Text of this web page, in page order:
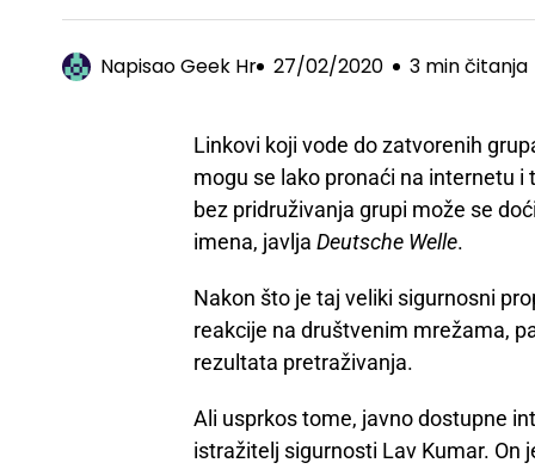
NapisaoGeek Hr 27/02/2020 3 min čitanja
Linkovi koji vode do zatvorenih
mogu se lako pronaći na internetu
bez pridruživanja grupi može se
imena, javlja Deutsche Welle.
Nakon što je taj veliki sigurnosni
reakcije na društvenim mrežama,
rezultata pretraživanja.
Ali usprkos tome, javno dostupne
istražitelj sigurnosti Lav Kumar. On